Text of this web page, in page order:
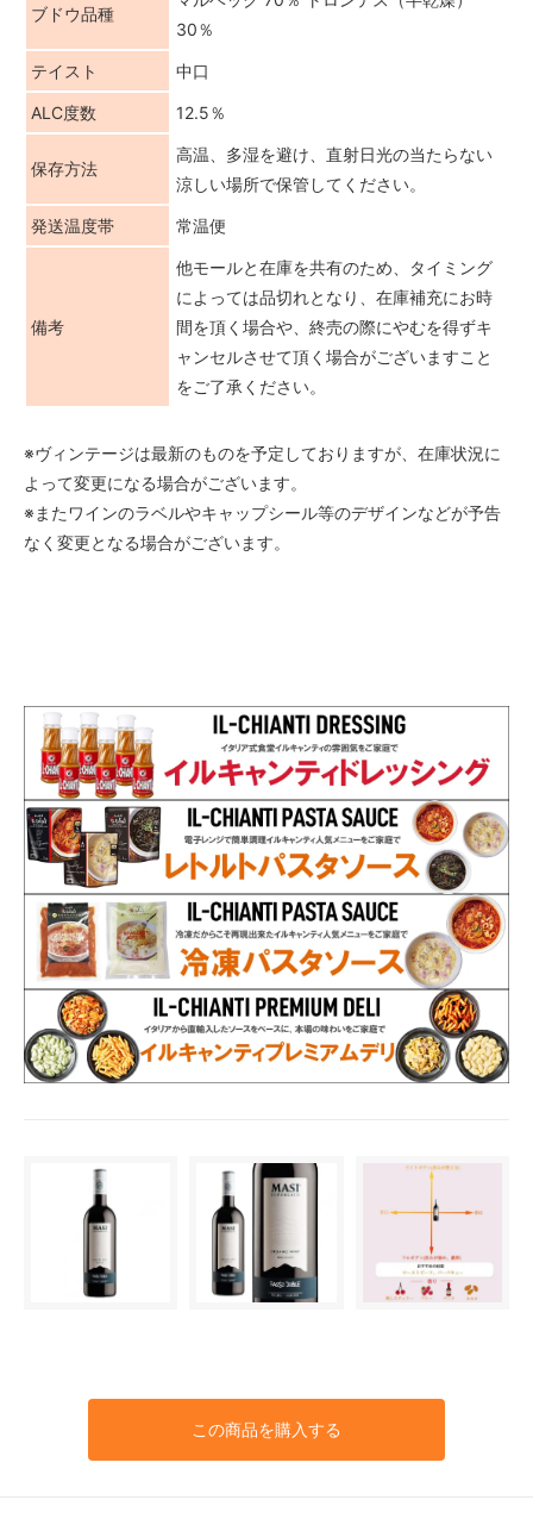
ブドウ品種
30％
テイスト 中口
ALC度数 12.5％
保存方法
高温、多湿を避け、直射日光の当たらない
涼しい場所で保管してください。
発送温度帯 常温便
備考
他モールと在庫を共有のため、タイミング
によっては品切れとなり、在庫補充にお時
間を頂く場合や、終売の際にやむを得ずキ
ャンセルさせて頂く場合がございますこと
をご了承ください。
※ヴィンテージは最新のものを予定しておりますが、在庫状況に
よって変更になる場合がございます。
※またワインのラベルやキャップシール等のデザインなどが予告
なく変更となる場合がございます。
この商品を購入する